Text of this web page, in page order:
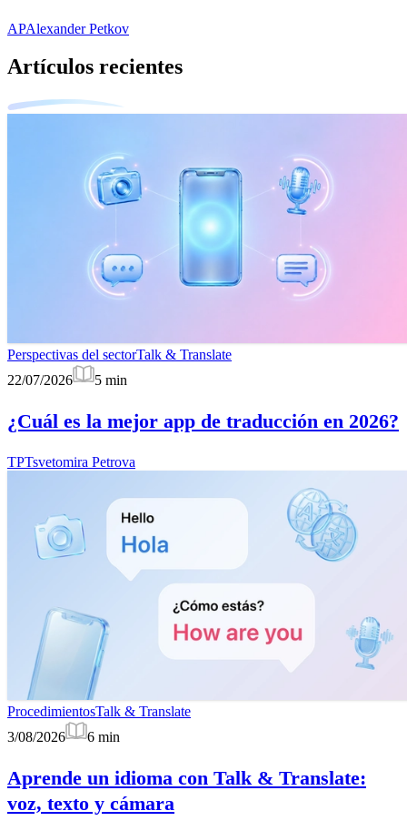
APAlexander Petkov
Artículos recientes
Perspectivas del sectorTalk & Translate
22/07/2026
5 min
¿Cuál es la mejor app de traducción en 2026?
TPTsvetomira Petrova
ProcedimientosTalk & Translate
3/08/2026
6 min
Aprende un idioma con Talk & Translate:
voz, texto y cámara